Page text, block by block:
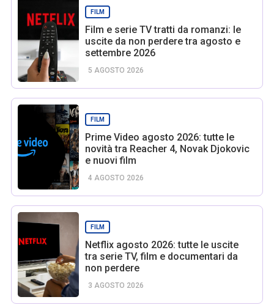
FILM
Film e serie TV tratti da romanzi: le
uscite da non perdere tra agosto e
settembre 2026
5 AGOSTO 2026
FILM
Prime Video agosto 2026: tutte le
novità tra Reacher 4, Novak Djokovic
e nuovi film
4 AGOSTO 2026
FILM
Netflix agosto 2026: tutte le uscite
tra serie TV, film e documentari da
non perdere
3 AGOSTO 2026